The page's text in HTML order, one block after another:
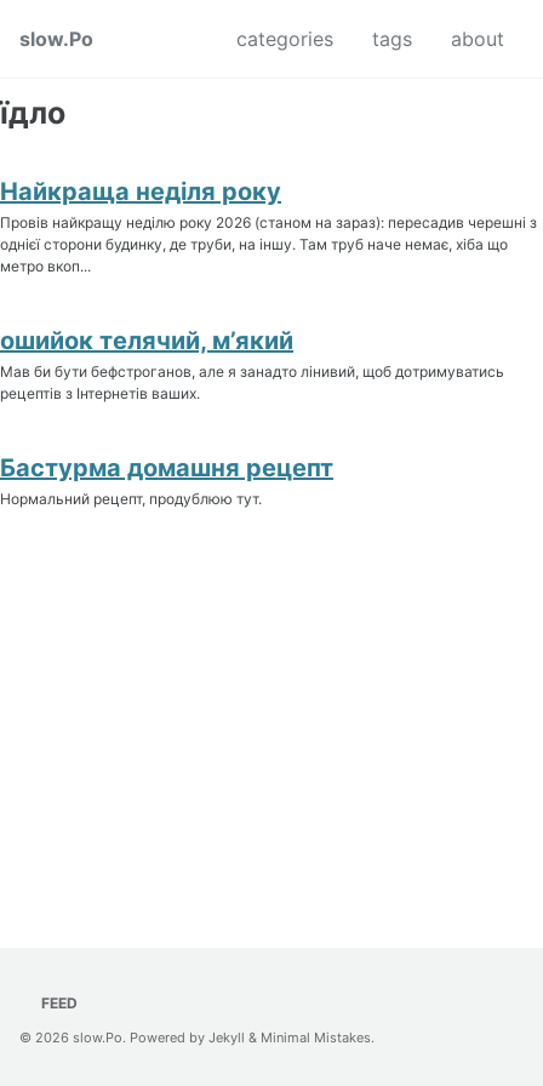
slow.Po
categories tags about
їдло
Найкраща неділя року
Провів найкращу неділю року 2026 (станом на зараз): пересадив черешні з
однієї сторони будинку, де труби, на іншу. Там труб наче немає, хіба що
метро вкоп...
ошийок телячий, м’який
Мав би бути бефстроганов, але я занадто лінивий, щоб дотримуватись
рецептів з Інтернетів ваших.
Бастурма домашня рецепт
Нормальний рецепт, продублюю тут.
FEED
© 2026 slow.Po. Powered by Jekyll & Minimal Mistakes.